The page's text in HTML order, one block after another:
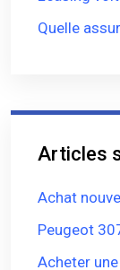
Quelle
Articles
Achat
Peugeot
Acheter